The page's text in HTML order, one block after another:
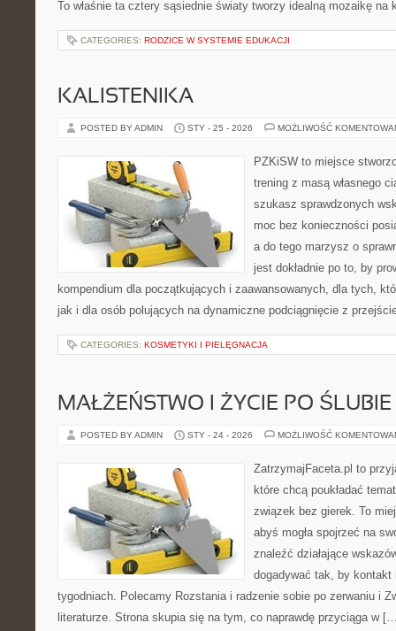
To właśnie ta cztery sąsiednie światy tworzy idealną mozaikę
CATEGORIES: RODZICE W SYSTEMIE EDUKACJI
KALISTENIKA
POSTED BY ADMIN STY - 25 - 2026 MOŻLIWOŚĆ
PZKiSW to miejsce
trening z masą własnego
szukasz sprawdzonych
moc bez konieczności
a do tego marzysz o
jest dokładnie po to, by
kompendium dla początkujących i zaawansowanych, dla tych,
jak i dla osób polujących na dynamiczne podciągnięcie z
CATEGORIES: KOSMETYKI I PIELĘGNACJA
MAŁŻEŃSTWO I ŻYCIE PO ŚLUBIE
POSTED BY ADMIN STY - 24 - 2026 MOŻLIWOŚĆ
ZatrzymajFaceta.pl to
które chcą poukładać
związek bez gierek. To
abyś mogła spojrzeć na
znaleźć działające
dogadywać tak, by kontakt
tygodniach. Polecamy Rozstania i radzenie sobie po zerwaniu i
literaturze. Strona skupia się na tym, co naprawdę przyciąga w